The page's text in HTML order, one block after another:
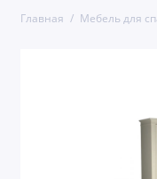
Главная Мебель для